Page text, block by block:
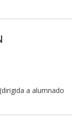
a alumnado